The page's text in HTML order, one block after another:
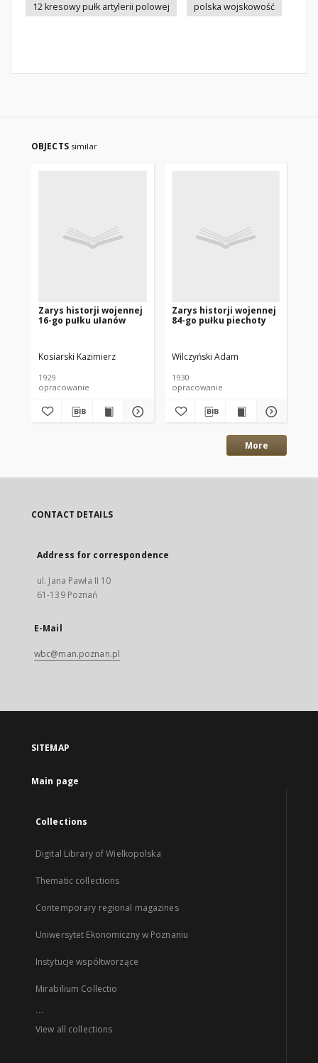
12 kresowy pułk artylerii polowej
polska wojskowość
OBJECTS similar
Zarys historji wojennej
16-go pułku ułanów
Kosiarski Kazimierz
1929
opracowanie
Zarys historji wojennej
84-go pułku piechoty
Wilczyński Adam
1930
opracowanie
More
CONTACT DETAILS
Address for correspondence
ul. Jana Pawła II 10
61-139 Poznań
E-Mail
wbc@man.poznan.pl
SITEMAP
Main page
Collections
Digital Library of Wielkopolska
Thematic collections
Contemporary regional magazines
Uniwersytet Ekonomiczny w Poznaniu
Instytucje współtworzące
Mirabilium Collectio
...
View all collections